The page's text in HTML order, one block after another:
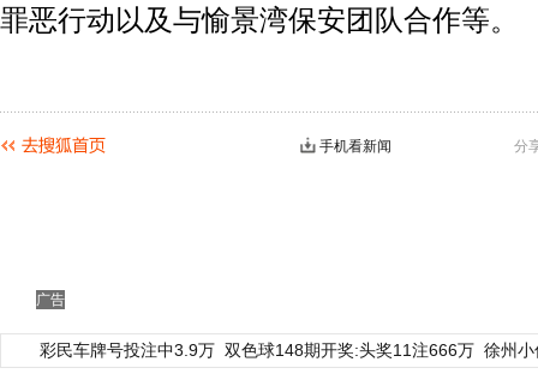
罪恶行动以及与愉景湾保安团队合作等。
分
手机看新闻
广告
彩民车牌号投注中3.9万 双色球148期开奖:头奖11注666万 徐州